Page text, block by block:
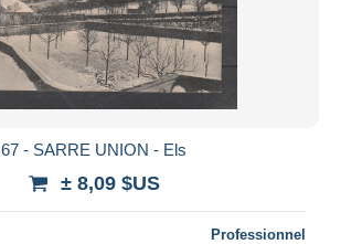
67 - SARRE UNION - Els
± 8,09 $US
Professionnel